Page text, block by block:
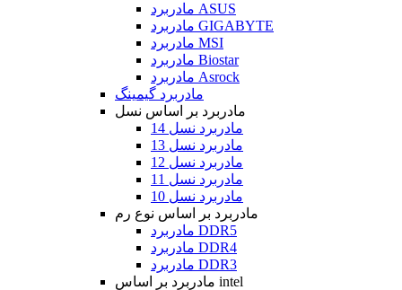
مادربرد ASUS
مادربرد GIGABYTE
مادربرد MSI
مادربرد Biostar
مادربرد Asrock
مادربرد گیمینگ
مادربرد بر اساس نسل
مادربرد نسل 14
مادربرد نسل 13
مادربرد نسل 12
مادربرد نسل 11
مادربرد نسل 10
مادربرد بر اساس نوع رم
مادربرد DDR5
مادربرد DDR4
مادربرد DDR3
مادربرد بر اساس intel